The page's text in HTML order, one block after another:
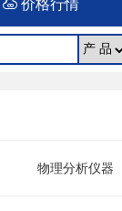
价格行情
物理分析仪器